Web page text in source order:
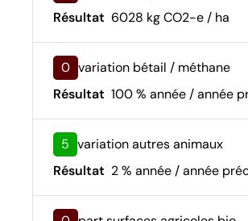
Résultat 6028 kg CO2-e / ha
0 variation bétail / méthane
Résultat 100 % année / année
5 variation autres animaux
Résultat 2 % année / année